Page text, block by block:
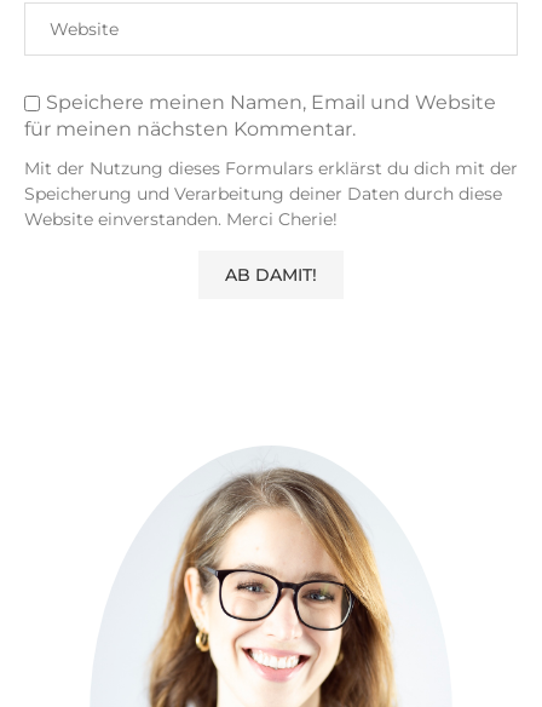
Speichere meinen Namen, Email und Website
für meinen nächsten Kommentar.
Mit der Nutzung dieses Formulars erklärst du dich mit der
Speicherung und Verarbeitung deiner Daten durch diese
Website einverstanden. Merci Cherie!